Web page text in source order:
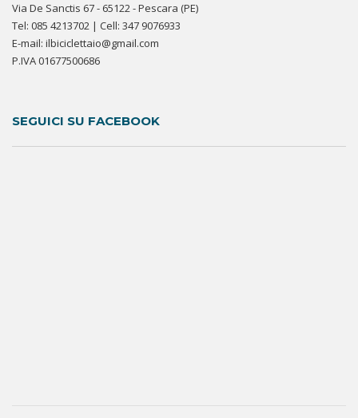
Via De Sanctis 67 - 65122 - Pescara (PE)
Tel: 085 4213702 | Cell: 347 9076933
E-mail: ilbiciclettaio@gmail.com
P.IVA 01677500686
SEGUICI SU FACEBOOK